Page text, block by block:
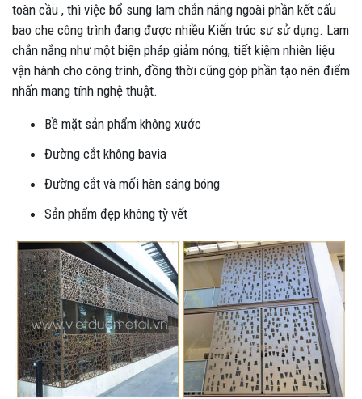
toàn cầu , thì việc bổ sung lam chắn nắng ngoài phần kết cấu
bao che công trình đang được nhiều Kiến trúc sư sử dụng. Lam
chắn nắng như một biện pháp giảm nóng, tiết kiệm nhiên liệu
vận hành cho công trình, đồng thời cũng góp phần tạo nên điểm
nhấn mang tính nghệ thuật.
Bề mặt sản phẩm không xước
Đường cắt không bavia
Đường cắt và mối hàn sáng bóng
Sản phẩm đẹp không tỳ vết